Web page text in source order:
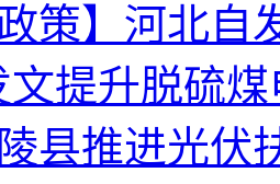
政策】河北
提升脱硫
县推进光伏